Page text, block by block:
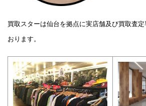
買取スターは仙台を拠点に実店舗及び買取査
おります。